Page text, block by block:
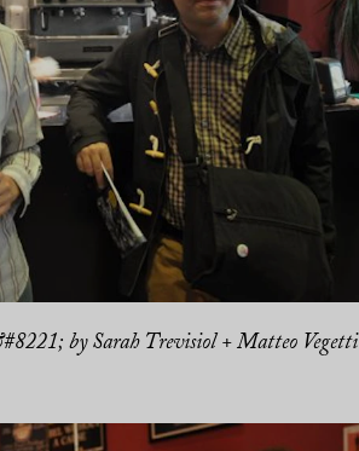
by Sarah Trevisiol + Matteo Vegetti